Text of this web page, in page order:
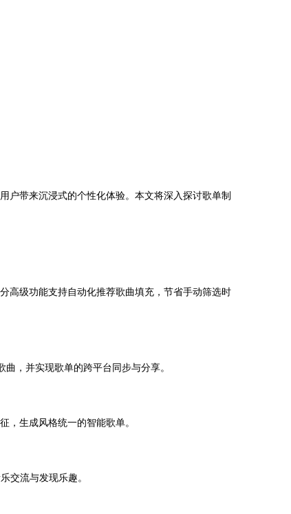
户带来沉浸式的个性化体验。本文将深入探讨歌单制
高级功能支持自动化推荐歌曲填充，节省手动筛选时
，并实现歌单的跨平台同步与分享。
，生成风格统一的智能歌单。
交流与发现乐趣。